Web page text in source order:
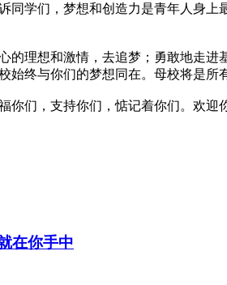
同学们，梦想和创造力是青年人身
理想和激情，去追梦；勇敢地走进
终与你们的梦想同在。母校将是所
们，支持你们，惦记着你们。欢迎
在你手中